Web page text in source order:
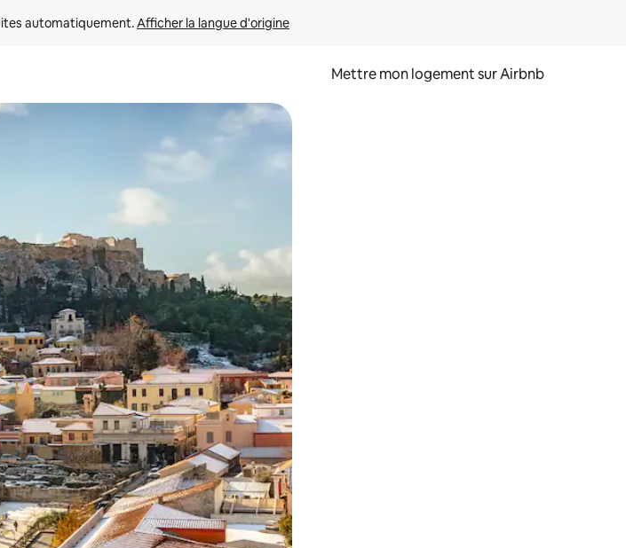
automatiquement. Afficher la langue d'origine
Mettre mon logement sur Airbnb
les parcourir ou en appuyant et en faisant glisser.